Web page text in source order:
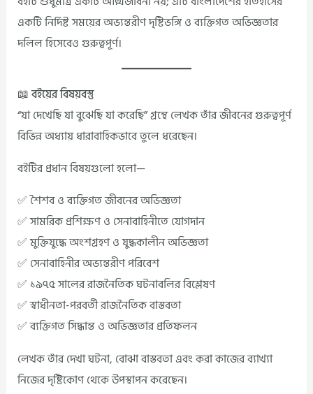
একটি নির্দিষ্ট সময়ের অভ্যন্তরীণ দৃষ্টিভঙ্গি ও ব্যক্তিগত অভিজ্ঞতার
দলিল হিসেবেও গুরুত্বপূর্ণ।
📖 বইয়ের বিষয়বস্তু
“যা দেখেছি যা বুঝেছি যা করেছি” গ্রন্থে লেখক তাঁর জীবনের গুরুত্বপূর্ণ
বিভিন্ন অধ্যায় ধারাবাহিকভাবে তুলে ধরেছেন।
বইটির প্রধান বিষয়গুলো হলো—
✅ শৈশব ও ব্যক্তিগত জীবনের অভিজ্ঞতা
✅ সামরিক প্রশিক্ষণ ও সেনাবাহিনীতে যোগদান
✅ মুক্তিযুদ্ধে অংশগ্রহণ ও যুদ্ধকালীন অভিজ্ঞতা
✅ সেনাবাহিনীর অভ্যন্তরীণ পরিবেশ
✅ ১৯৭৫ সালের রাজনৈতিক ঘটনাবলির বিশ্লেষণ
✅ স্বাধীনতা-পরবর্তী রাজনৈতিক বাস্তবতা
✅ ব্যক্তিগত সিদ্ধান্ত ও অভিজ্ঞতার প্রতিফলন
লেখক তাঁর দেখা ঘটনা, বোঝা বাস্তবতা এবং করা কাজের ব্যাখ্যা
নিজের দৃষ্টিকোণ থেকে উপস্থাপন করেছেন।